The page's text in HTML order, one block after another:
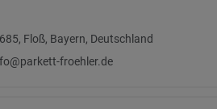
Floß, Bayern, Deutschland
froehler.de